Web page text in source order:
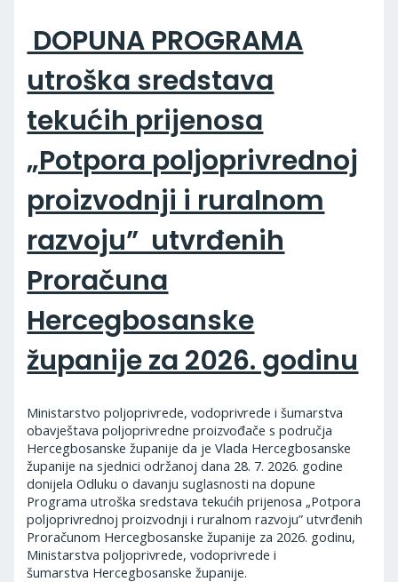
DOPUNA PROGRAMA
utroška sredstava
tekućih prijenosa
„Potpora poljoprivrednoj
proizvodnji i ruralnom
razvoju” utvrđenih
Proračuna
Hercegbosanske
županije za 2026. godinu
Ministarstvo poljoprivrede, vodoprivrede i šumarstva
obavještava poljoprivredne proizvođače s područja
Hercegbosanske županije da je Vlada Hercegbosanske
županije na sjednici održanoj dana 28. 7. 2026. godine
donijela Odluku o davanju suglasnosti na dopune
Programa utroška sredstava tekućih prijenosa „Potpora
poljoprivrednoj proizvodnji i ruralnom razvoju” utvrđenih
Proračunom Hercegbosanske županije za 2026. godinu,
Ministarstva poljoprivrede, vodoprivrede i
šumarstva Hercegbosanske županije.